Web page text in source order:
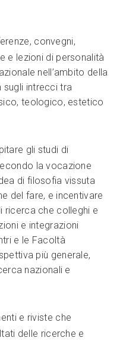
convegni,
e lezioni di personalità
nell’ambito della
sugli intrecci tra
teologico, estetico
gli studi di
la vocazione
di filosofia vissuta
del fare, e incentivare
ricerca che colleghi e
e integrazioni
e le Facoltà
più generale,
nazionali e
e riviste che
delle ricerche e